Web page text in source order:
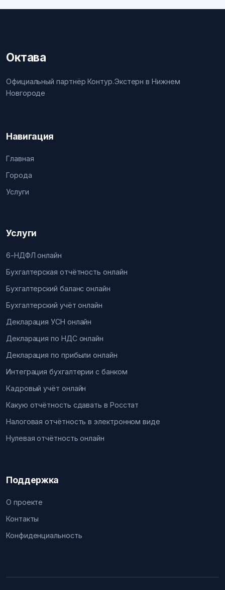
Октава
Официальный партнёр Контур.Экстерн в Нижнем
Новгороде
Навигация
Главная
Города
Услуги
Услуги
6-НДФЛ онлайн
Бухгалтерская отчётность онлайн
Бухгалтерский баланс онлайн
Бухгалтерский учёт онлайн
Декларация УСН онлайн
Декларация по НДС онлайн
Декларация по прибыли онлайн
Интеграция бухгалтерии с банком
Кадровый учёт онлайн
Какую отчётность сдавать в Росстат
Налоговая отчётность в электронном виде
Нулевая отчётность онлайн
Поддержка
О проекте
Контакты
Конфиденциальность